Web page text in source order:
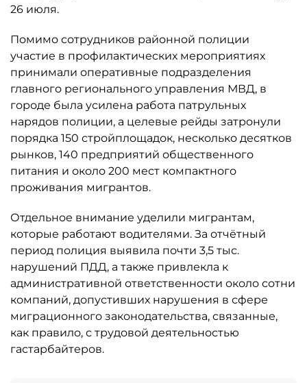
26 июля.
Помимо сотрудников районной полиции
участие в профилактических мероприятиях
принимали оперативные подразделения
главного регионального управления МВД, в
городе была усилена работа патрульных
нарядов полиции, а целевые рейды затронули
порядка 150 стройплощадок, несколько десятков
рынков, 140 предприятий общественного
питания и около 200 мест компактного
проживания мигрантов.
Отдельное внимание уделили мигрантам,
которые работают водителями. За отчётный
период полиция выявила почти 3,5 тыс.
нарушений ПДД, а также привлекла к
административной ответственности около сотни
компаний, допустивших нарушения в сфере
миграционного законодательства, связанные,
как правило, с трудовой деятельностью
гастарбайтеров.